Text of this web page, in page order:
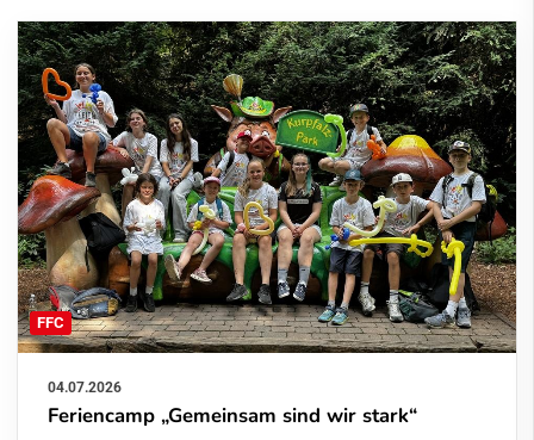
FFC
04.07.2026
Feriencamp „Gemeinsam sind wir stark“